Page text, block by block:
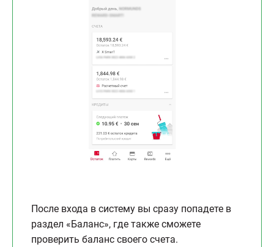
После входа в систему вы сразу попадете в
раздел «Баланс», где также сможете
проверить баланс своего счета.